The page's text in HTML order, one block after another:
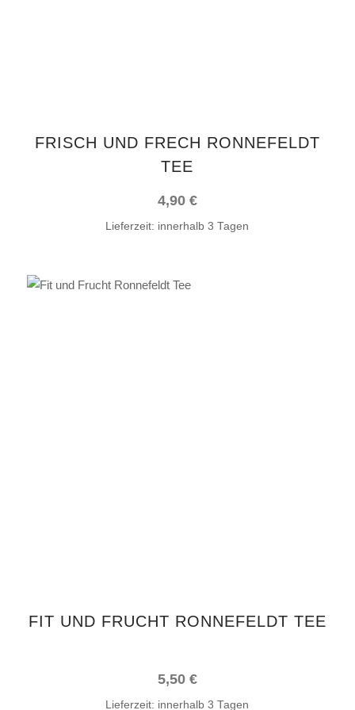
FRISCH UND FRECH RONNEFELDT
TEE
4,90 €
Lieferzeit: innerhalb 3 Tagen
FIT UND FRUCHT RONNEFELDT TEE
5,50 €
Lieferzeit: innerhalb 3 Tagen